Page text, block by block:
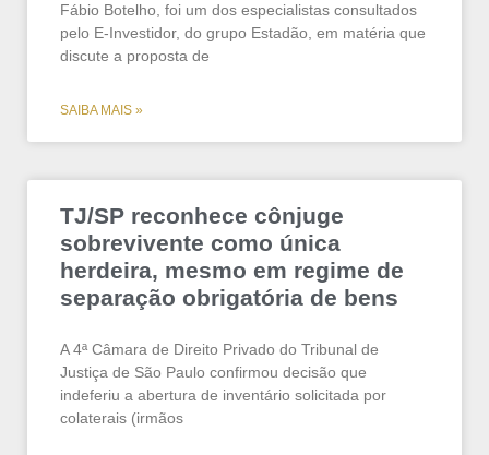
Fábio Botelho, foi um dos especialistas consultados
pelo E-Investidor, do grupo Estadão, em matéria que
discute a proposta de
SAIBA MAIS »
TJ/SP reconhece cônjuge
sobrevivente como única
herdeira, mesmo em regime de
separação obrigatória de bens
A 4ª Câmara de Direito Privado do Tribunal de
Justiça de São Paulo confirmou decisão que
indeferiu a abertura de inventário solicitada por
colaterais (irmãos